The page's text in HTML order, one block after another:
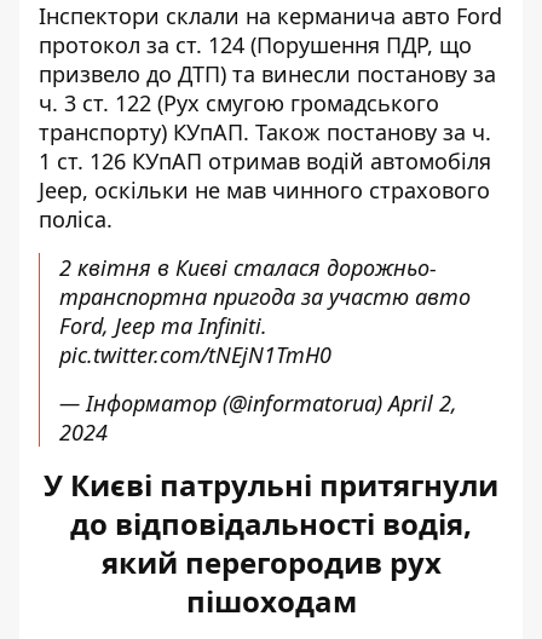
Інспектори склали на керманича авто Ford
протокол за ст. 124 (Порушення ПДР, що
призвело до ДТП) та винесли постанову за
ч. 3 ст. 122 (Рух смугою громадського
транспорту) КУпАП. Також постанову за ч.
1 ст. 126 КУпАП отримав водій автомобіля
Jeep, оскільки не мав чинного страхового
поліса.
2 квітня в Києві сталася дорожньо-
транспортна пригода за участю авто
Ford, Jeep та Infiniti.
pic.twitter.com/tNEjN1TmH0
— Інформатор (@informatorua)April 2,
2024
У Києві патрульні притягнули
до відповідальності водія,
який перегородив рух
пішоходам